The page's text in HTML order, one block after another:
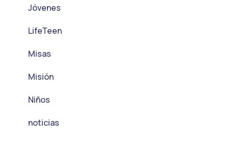
Jóvenes
LifeTeen
Misas
Misión
Niños
noticias